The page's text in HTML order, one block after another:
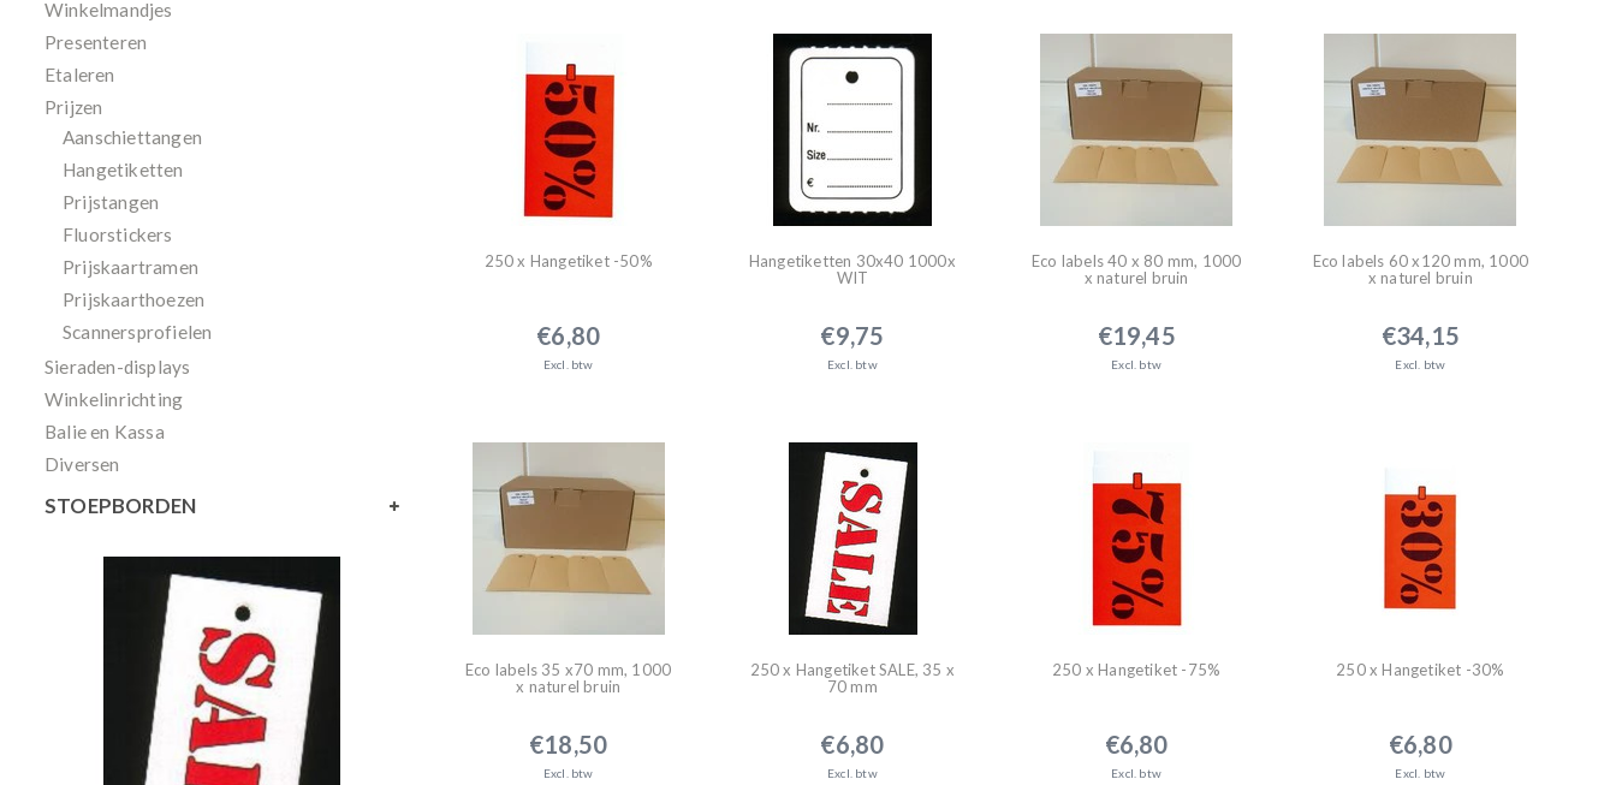
Winkelmandjes
Presenteren
Etaleren
Prijzen
Aanschiettangen
Hangetiketten
Prijstangen
Fluorstickers
Prijskaartramen
Prijskaarthoezen
Scannersprofielen
Sieraden-displays
Winkelinrichting
Balie en Kassa
Diversen
STOEPBORDEN
250 x Hangetiket -50%
€6,80
Excl. btw
Hangetiketten 30x40 1000x
WIT
€9,75
Excl. btw
Eco labels 40 x 80 mm, 1000
x naturel bruin
€19,45
Excl. btw
Eco labels 60 x120 mm, 1000
x naturel bruin
€34,15
Excl. btw
Eco labels 35 x70 mm, 1000
x naturel bruin
€18,50
Excl. btw
250 x Hangetiket SALE, 35 x
70 mm
€6,80
Excl. btw
250 x Hangetiket -75%
€6,80
Excl. btw
250 x Hangetiket -30%
€6,80
Excl. btw